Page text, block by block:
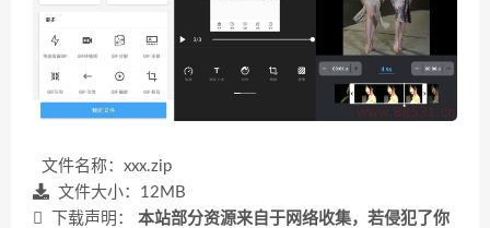
文件名称：xxx.zip
文件大小：12MB
下载声明：
本站部分资源来自于网络收集，若侵犯了你